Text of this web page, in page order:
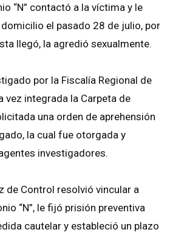
“N” contactó a la víctima y le
el pasado 28 de julio, por
llegó, la agredió sexualmente.
por la Fiscalía Regional de
vez integrada la Carpeta de
una orden de aprehensión
la cual fue otorgada y
investigadores.
de Control resolvió vincular a
“N”, le fijó prisión preventiva
cautelar y estableció un plazo